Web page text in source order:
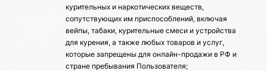
курительных и наркотических веществ,
сопутствующих им приспособлений, включая
вейпы, табаки, курительные смеси и устройства
для курения, а также любых товаров и услуг,
которые запрещены для онлайн-продажи в РФ и
стране пребывания Пользователя;